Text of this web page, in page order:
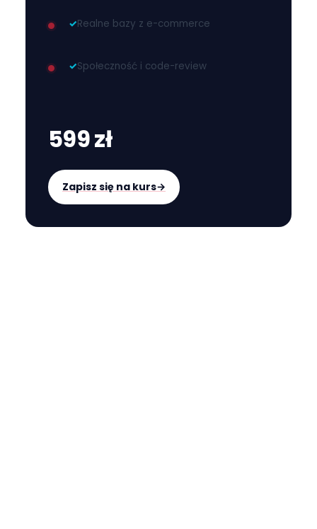
✓Realne bazy z e-commerce
✓Społeczność i code-review
599 zł
Zapisz się na kurs→